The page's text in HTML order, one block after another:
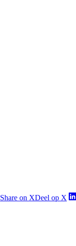
Share on XDeel op X